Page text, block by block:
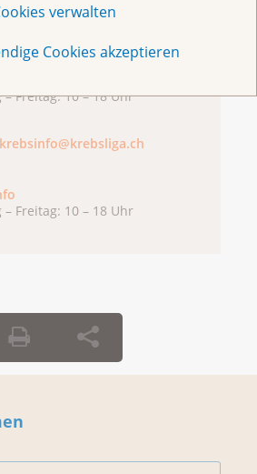
verwalten
Cookies akzeptieren
Freitag: 10 – 18 Uhr
– Freitag: 10 – 18 Uhr